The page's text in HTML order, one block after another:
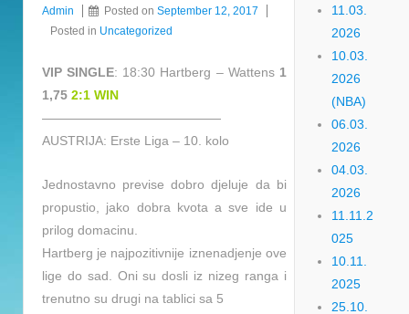
Admin Posted on September 12, 2017
Posted in Uncategorized
VIP SINGLE: 18:30 Hartberg – Wattens 1
1,75 2:1 WIN
——————————————
AUSTRIJA: Erste Liga – 10. kolo
Jednostavno previse dobro djeluje da bi
propustio, jako dobra kvota a sve ide u
prilog domacinu.
Hartberg je najpozitivnije iznenadjenje ove
lige do sad. Oni su dosli iz nizeg ranga i
trenutno su drugi na tablici sa 5
11.03.
2026
10.03.
2026
(NBA)
06.03.
2026
04.03.
2026
11.11.2
025
10.11.
2025
25.10.